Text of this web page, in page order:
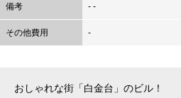
備考 - -
その他費用 -
おしゃれな街「白金台」のビル！